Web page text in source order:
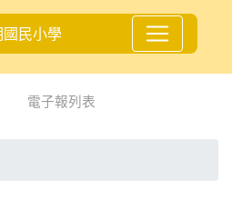
國民小學
電子報列表